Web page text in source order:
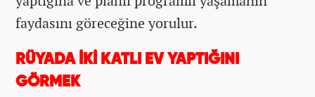
faydasını göreceğine yorulur.
RÜYADA İKİ KATLI EV YAPTIĞINI
GÖRMEK